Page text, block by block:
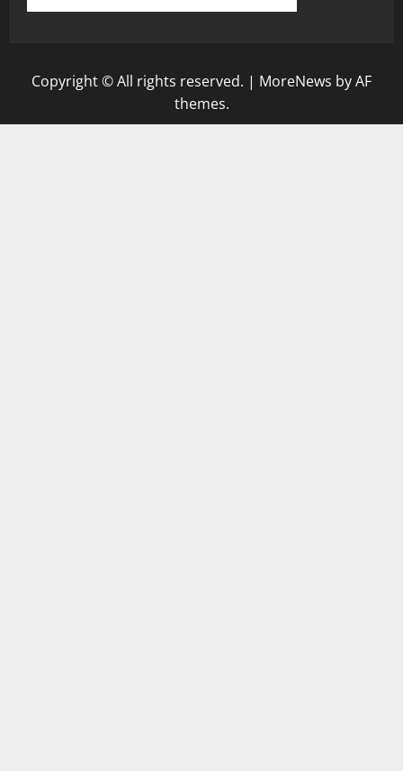
Copyright © All rights reserved. | MoreNews by AF
themes.